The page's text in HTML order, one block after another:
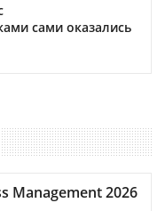
сами оказались
Management 2026